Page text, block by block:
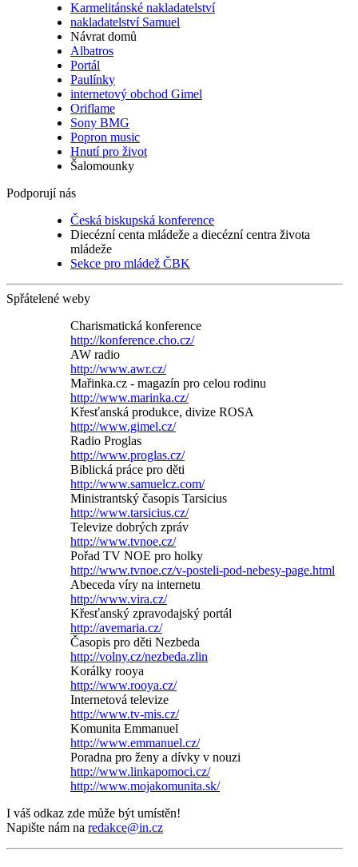
Karmelitánské nakladatelství
nakladatelství Samuel
Návrat domů
Albatros
Portál
Paulínky
internetový obchod Gimel
Oriflame
Sony BMG
Popron music
Hnutí pro život
Šalomounky
Podporují nás
Česká biskupská konference
Diecézní centa mládeže a diecézní centra života
mládeže
Sekce pro mládež ČBK
Spřátelené weby
Charismatická konference
http://konference.cho.cz/
AW radio
http://www.awr.cz/
Mařinka.cz - magazín pro celou rodinu
http://www.marinka.cz/
Křesťanská produkce, divize ROSA
http://www.gimel.cz/
Radio Proglas
http://www.proglas.cz/
Biblická práce pro děti
http://www.samuelcz.com/
Ministrantský časopis Tarsicius
http://www.tarsicius.cz/
Televize dobrých zpráv
http://www.tvnoe.cz/
Pořad TV NOE pro holky
http://www.tvnoe.cz/v-posteli-pod-nebesy-page.html
Abeceda víry na internetu
http://www.vira.cz/
Křesťanský zpravodajský portál
http://avemaria.cz/
Časopis pro děti Nezbeda
http://volny.cz/nezbeda.zlin
Korálky rooya
http://www.rooya.cz/
Internetová televize
http://www.tv-mis.cz/
Komunita Emmanuel
http://www.emmanuel.cz/
Poradna pro ženy a dívky v nouzi
http://www.linkapomoci.cz/
http://www.mojakomunita.sk/
I váš odkaz zde může být umístěn!
Napište nám na redakce@in.cz